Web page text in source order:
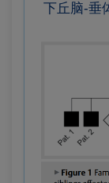
下丘脑-垂